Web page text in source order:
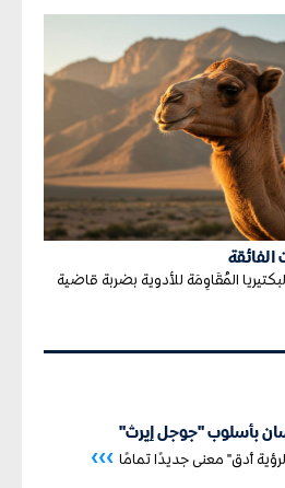
الفائقة
المُقَاوِمَة للأدوية بضربة قاضية
بأسلوب "جوجل إيرث"
أدق" معنى جديدًا تمامًا ›››